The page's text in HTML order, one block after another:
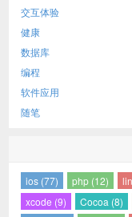
交互体验
健康
数据库
编程
软件应用
随笔
ios (77) php (12)
xcode (9)
Cocoa (8)